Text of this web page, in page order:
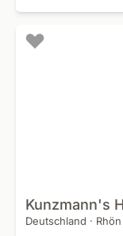
Kunzmann's
Deutschland · Rhön